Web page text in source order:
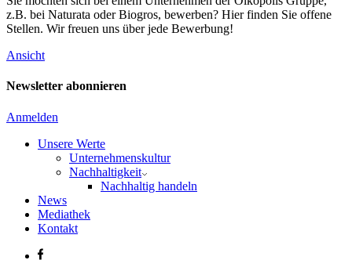
z.B. bei Naturata oder Biogros, bewerben? Hier finden Sie offene
Stellen. Wir freuen uns über jede Bewerbung!
Ansicht
Newsletter abonnieren
Anmelden
Unsere Werte
Unternehmenskultur
Nachhaltigkeit
Nachhaltig handeln
News
Mediathek
Kontakt